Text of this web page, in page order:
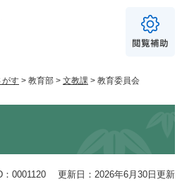
がす > 教育部 > 文教課 > 教育委員会
0001120 更新日：2026年6月30日更新